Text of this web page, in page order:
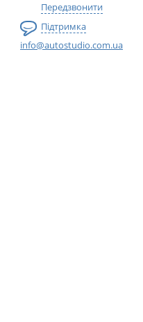
Передзвонити
Підтримка
info@autostudio.com.ua